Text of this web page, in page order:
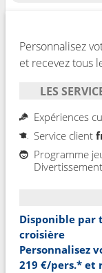
Personnalisez
et recevez tous
LES
Expériences
Service client
Programme
Disponible par
croisière
Personnalisez
219 €/pers.* et